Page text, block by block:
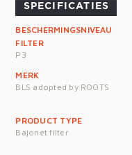
SPECIFICATIES
BESCHERMINGSNIVEAU
FILTER
P3
MERK
BLS adopted by ROOTS
PRODUCT TYPE
Bajonet filter